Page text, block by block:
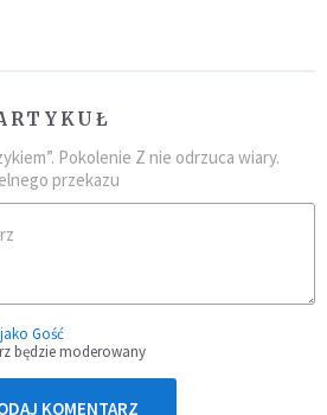
Pokolenie Z nie odrzuca wiary.
przekazu
Gość
będzie moderowany
KOMENTARZ